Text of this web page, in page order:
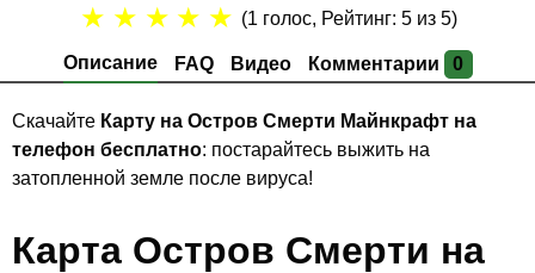
Описание FAQ Видео Комментарии 0
★ ★ ★ ★ ★ (1 голос, Рейтинг:5 из 5)
Скачайте Карту на Остров Смерти Майнкрафт на
телефон бесплатно: постарайтесь выжить на
затопленной земле после вируса!
Карта Остров Смерти на